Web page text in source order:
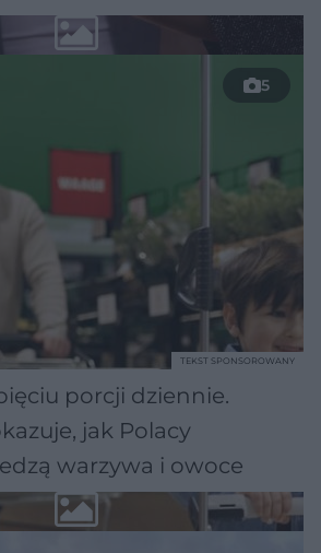
5
porcji dziennie.
jak Polacy
warzywa i owoce
TEKST SPONSOROWANY